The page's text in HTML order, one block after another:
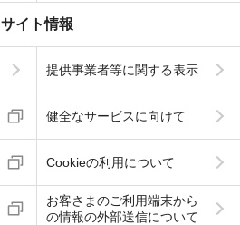
サイト情報
提供事業者等に関する表示
健全なサービスに向けて
Cookieの利用について
お客さまのご利用端末から
の情報の外部送信について